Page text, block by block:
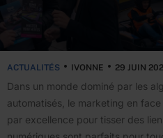
ACTUALITÉS IVONNE 29 JUIN
Dans un monde dominé par les
automatisés, le marketing en
par excellence pour tisser des